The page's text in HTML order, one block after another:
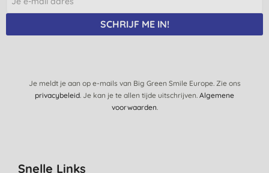
SCHRIJF ME IN!
Je meldt je aan op e-mails van Big Green Smile Europe. Zie ons
privacybeleid. Je kan je te allen tijde uitschrijven. Algemene
voorwaarden.
Snelle Links